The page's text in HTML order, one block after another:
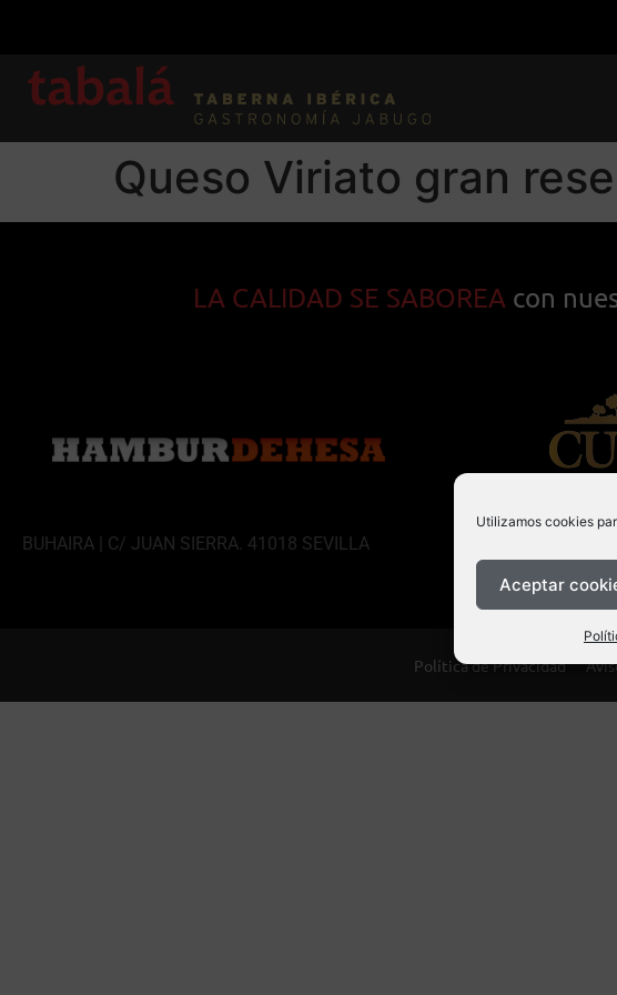
Utilizamos cookies
Aceptar
Queso Viriato gran
LA CALIDAD SE SABOREA con
BUHAIRA | C/ JUAN SIERRA. 41018 SEVILLA
Política de Privacidad